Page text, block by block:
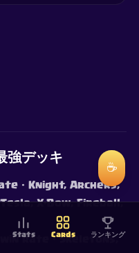
Stats Cards ランキング
強デッキ
· Knight, Archers,
X-Bow, Fireball,
win rate · Skeletons,
☕